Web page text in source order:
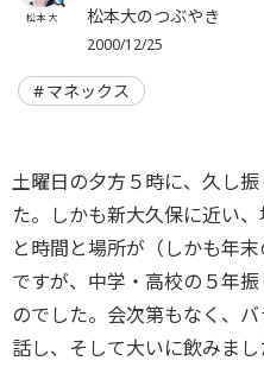
松本 大 松本大のつぶやき
2000/12/25
マネックス
土曜日の夕方５時に、久し
た。しかも新大久保に近い
と時間と場所が（しかも年
ですが、中学・高校の５年
のでした。会次第もなく、
話し、そして大いに飲みま